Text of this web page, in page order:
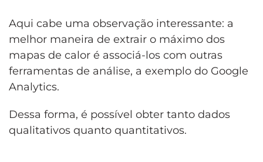
Aqui cabe uma observação interessante: a
melhor maneira de extrair o máximo dos
mapas de calor é associá-los com outras
ferramentas de análise, a exemplo do Google
Analytics.
Dessa forma, é possível obter tanto dados
qualitativos quanto quantitativos.